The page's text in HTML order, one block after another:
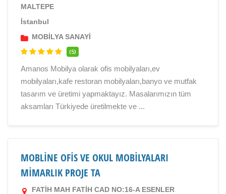
MALTEPE
İstanbul
MOBİLYA SANAYİ
(5)
Amanos Mobilya olarak ofis mobilyaları,ev
mobilyaları,kafe restoran mobilyaları,banyo ve mutfak
tasarım ve üretimi yapmaktayız. Masalarımızın tüm
aksamları Türkiyede üretilmekte ve ...
MOBLİNE OFİS VE OKUL MOBİLYALARI
MİMARLIK PROJE TA
FATİH MAH FATİH CAD NO:16-A ESENLER